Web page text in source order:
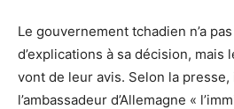
Le gouvernement tchadien n’a
d’explications à sa décision, mais
vont de leur avis. Selon la
l’ambassadeur d’Allemagne «